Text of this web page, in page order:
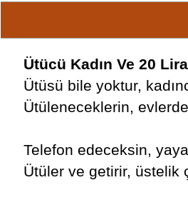
Ütücü Kadın Ve 20 Lira
Ütüsü bile yoktur,
Ütüleneceklerin,
Telefon edeceksin,
Ütüler ve getirir, üstelik